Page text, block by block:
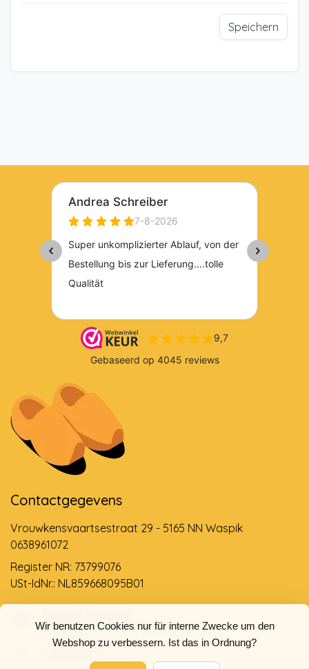
Wir benutzen Cookies nur für interne Zwecke um den
Webshop zu verbessern. Ist das in Ordnung?
Speichern
Contactgegevens
Vrouwkensvaartsestraat 29 - 5165 NN Waspik
0638961072
Register NR: 73799076
USt-IdNr.: NL859668095B01
info@dehollandseklompenwinkel.nl
0638961072